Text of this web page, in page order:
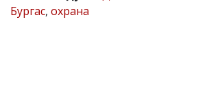
Коментарите
Бургас, охрана